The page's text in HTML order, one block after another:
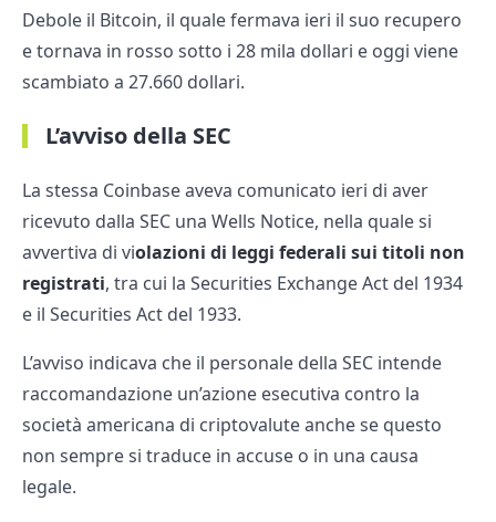
Debole il Bitcoin, il quale fermava ieri il suo recupero
e tornava in rosso sotto i 28 mila dollari e oggi viene
scambiato a 27.660 dollari.
L’avviso della SEC
La stessa Coinbase aveva comunicato ieri di aver
ricevuto dalla SEC una Wells Notice, nella quale si
avvertiva di violazioni di leggi federali sui titoli non
registrati, tra cui la Securities Exchange Act del 1934
e il Securities Act del 1933.
L’avviso indicava che il personale della SEC intende
raccomandazione un’azione esecutiva contro la
società americana di criptovalute anche se questo
non sempre si traduce in accuse o in una causa
legale.